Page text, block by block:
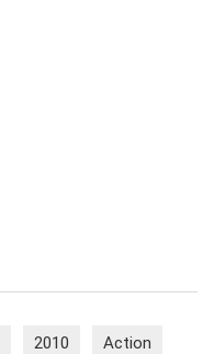
2010 Action